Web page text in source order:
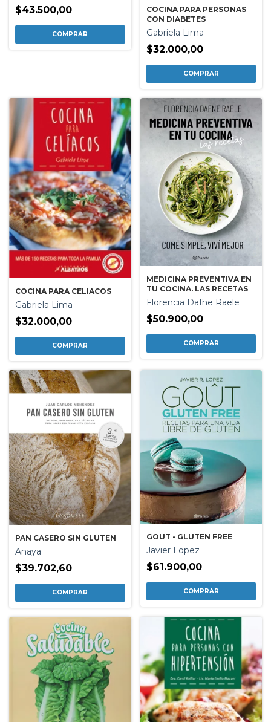
$43.500,00
COCINA PARA PERSONAS
CON DIABETES
Gabriela Lima
$32.000,00
COCINA PARA CELIACOS
Gabriela Lima
$32.000,00
MEDICINA PREVENTIVA EN
TU COCINA. LAS RECETAS
Florencia Dafne Raele
$50.900,00
PAN CASERO SIN GLUTEN
Anaya
$39.702,60
GOUT - GLUTEN FREE
Javier Lopez
$61.900,00